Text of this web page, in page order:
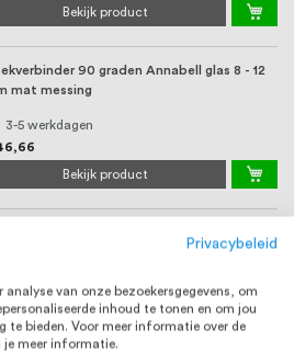
Bekijk product
90 graden Annabell glas 8 - 12
mat messing
3-5 werkdagen
Bekijk product
2700 mm chroom
2 weken
Bekijk product
Privacybeleid
van onze bezoekersgegevens, om
inhoud te tonen en om jou
te bieden. Voor meer informatie over de
je meer informatie.